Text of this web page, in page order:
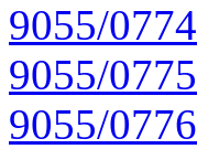
9055/0774
9055/0775
9055/0776